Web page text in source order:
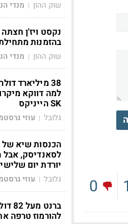
0
שוק ההון | מנדי
בהזמנות
שוק ההון | מנדי
38 מיליארד
למה דווקא
SK הייניקס
גלובל | עוזי
לסאנדיסק, אבל
יורדת יום שלישי
גלובל | עוזי
להורמוז טרפה